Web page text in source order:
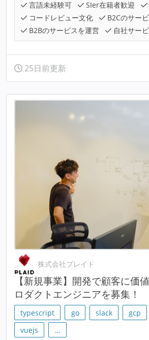
言語未経験可
SIer在籍者歓迎
コードレビュー文化
B2Cのサー
B2Bのサービスを運営
自社サー
25日前更新
株式会社プレイド
【新規事業】開発で顧客に価
ロダクトエンジニアを募集！
typescript go slack gcp
vuejs
…